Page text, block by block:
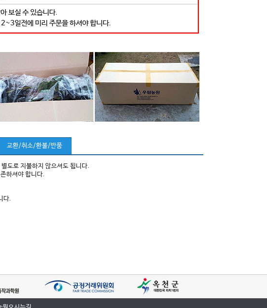
보실 수 있습니다.
일전에 미리 주문을 하셔야 합니다.
교환/취소/환불/반품
도로 지불하지 않으셔도 됩니다.
하셔야 합니다.
다.